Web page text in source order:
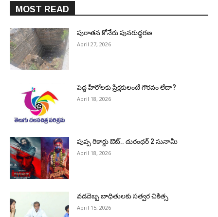
MOST READ
పురాత‌న కోనేరు పున‌రుద్ధ‌ర‌ణ
April 27, 2026
పెద్ద హీరోల‌కు ప్రేక్ష‌కులంటే గౌర‌వం లేదా?
April 18, 2026
పుష్ప రికార్డు ఔట్‌.. దురంధ‌ర్ 2 సునామీ
April 18, 2026
వడదెబ్బ బాధితులకు సత్వర చికిత్స
April 15, 2026